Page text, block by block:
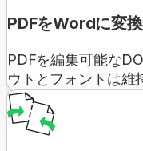
PDFをWordに変換
PDFを編集可能な
ウトとフォントは維